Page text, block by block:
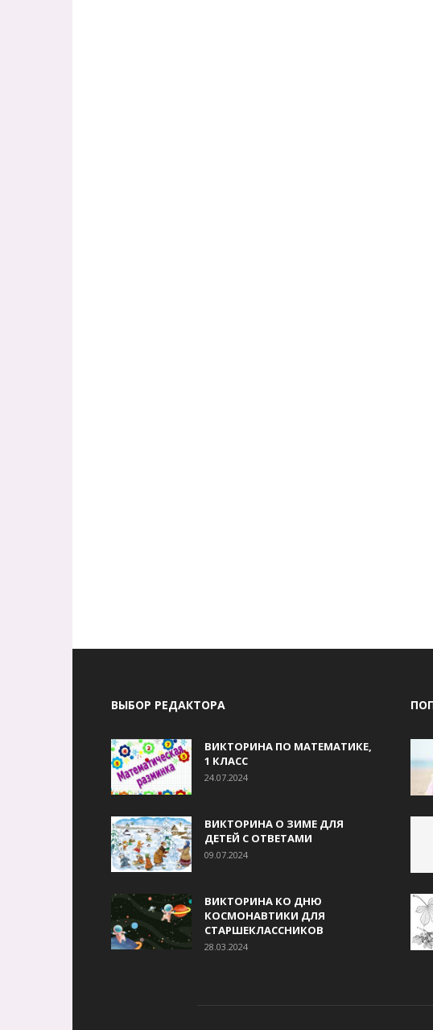
ВЫБОР РЕДАКТОРА
ВИКТОРИНА ПО МАТЕМАТИКЕ,
1 КЛАСС
24.07.2024
ВИКТОРИНА О ЗИМЕ ДЛЯ
ДЕТЕЙ С ОТВЕТАМИ
09.07.2024
ВИКТОРИНА КО ДНЮ
КОСМОНАВТИКИ ДЛЯ
СТАРШЕКЛАССНИКОВ
28.03.2024